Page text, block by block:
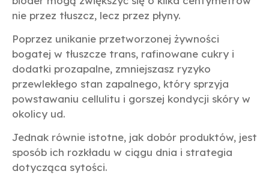
nie przez tłuszcz, lecz przez płyny.
Poprzez unikanie przetworzonej żywności
bogatej w tłuszcze trans, rafinowane cukry i
dodatki prozapalne, zmniejszasz ryzyko
przewlekłego stan zapalnego, który sprzyja
powstawaniu cellulitu i gorszej kondycji skóry w
okolicy ud.
Jednak równie istotne, jak dobór produktów, jest
sposób ich rozkładu w ciągu dnia i strategia
dotycząca sytości.